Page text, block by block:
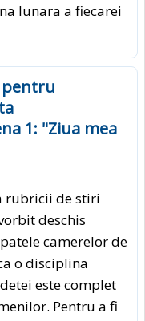
lunara a fiecarei
pentru
1: "Ziua mea
rubricii de stiri
deschis
camerelor de
o disciplina
este complet
Pentru a fi